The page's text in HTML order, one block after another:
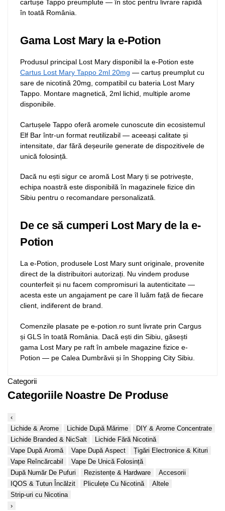
cartușe Tappo preumplute — în stoc pentru livrare rapidă
în toată România.
Gama Lost Mary la e-Potion
Produsul principal Lost Mary disponibil la e-Potion este
Cartus Lost Mary Tappo 2ml 20mg — cartuș preumplut cu
sare de nicotină 20mg, compatibil cu bateria Lost Mary
Tappo. Montare magnetică, 2ml lichid, multiple arome
disponibile.
Cartușele Tappo oferă aromele cunoscute din ecosistemul
Elf Bar într-un format reutilizabil — aceeași calitate și
intensitate, dar fără deșeurile generate de dispozitivele de
unică folosință.
Dacă nu ești sigur ce aromă Lost Mary ți se potrivește,
echipa noastră este disponibilă în magazinele fizice din
Sibiu pentru o recomandare personalizată.
De ce să cumperi Lost Mary de la e-
Potion
La e-Potion, produsele Lost Mary sunt originale, provenite
direct de la distribuitori autorizați. Nu vindem produse
counterfeit și nu facem compromisuri la autenticitate —
acesta este un angajament pe care îl luăm față de fiecare
client, indiferent de brand.
Comenzile plasate pe e-potion.ro sunt livrate prin Cargus
și GLS în toată România. Dacă ești din Sibiu, găsești
gama Lost Mary pe raft în ambele magazine fizice e-
Potion — pe Calea Dumbrăvii și în Shopping City Sibiu.
Categorii
Categoriile Noastre De Produse
‹
Lichide & Arome
Lichide După Mărime
DIY & Arome Concentrate
Lichide Branded & NicSalt
Lichide Fără Nicotină
Vape După Aromă
Vape După Aspect
Țigări Electronice & Kituri
Vape Reîncărcabil
Vape De Unică Folosință
După Număr De Pufuri
Rezistențe & Hardware
Accesorii
IQOS & Tutun Încălzit
Pliculețe Cu Nicotină
Altele
Strip-uri cu Nicotina
›